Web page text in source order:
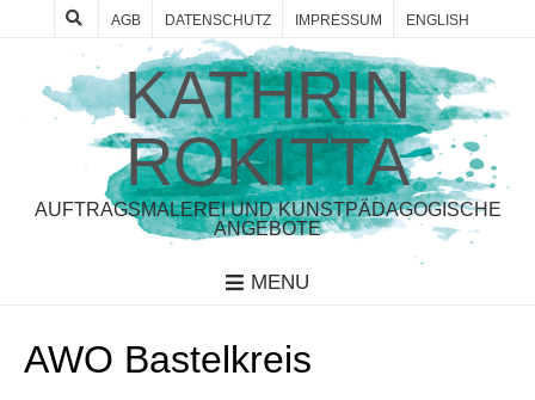
AGB DATENSCHUTZ IMPRESSUM ENGLISH
KATHRIN
ROKITTA
AUFTRAGSMALEREI UND KUNSTPÄDAGOGISCHE
ANGEBOTE
MENU
AWO Bastelkreis